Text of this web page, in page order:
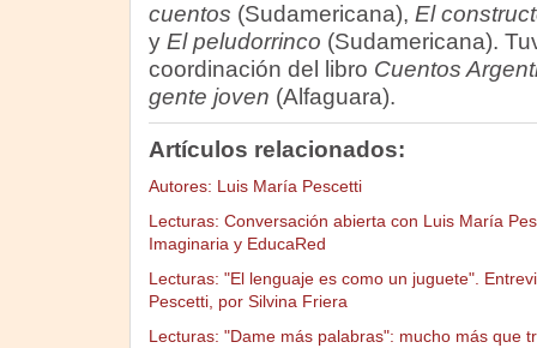
cuentos (Sudamericana), El
y El peludorrinco (Sudamericana).
coordinación del libro Cuentos
gente joven (Alfaguara).
Artículos relacionados:
Autores: Luis María Pescetti
Lecturas: Conversación abierta con Luis María
Imaginaria y EducaRed
Lecturas: "El lenguaje es como un juguete".
Pescetti, por Silvina Friera
Lecturas: "Dame más palabras": mucho más que